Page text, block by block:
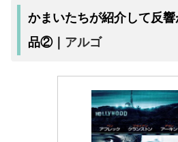
かまいたちが紹介して反
品②｜ アルゴ